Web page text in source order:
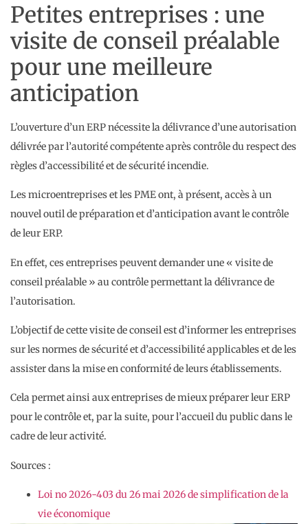
Petites entreprises : une
visite de conseil préalable
pour une meilleure
anticipation
L’ouverture d’un ERP nécessite la délivrance d’une autorisation
délivrée par l’autorité compétente après contrôle du respect des
règles d’accessibilité et de sécurité incendie.
Les microentreprises et les PME ont, à présent, accès à un
nouvel outil de préparation et d’anticipation avant le contrôle
de leur ERP.
En effet, ces entreprises peuvent demander une « visite de
conseil préalable » au contrôle permettant la délivrance de
l’autorisation.
L’objectif de cette visite de conseil est d’informer les entreprises
sur les normes de sécurité et d’accessibilité applicables et de les
assister dans la mise en conformité de leurs établissements.
Cela permet ainsi aux entreprises de mieux préparer leur ERP
pour le contrôle et, par la suite, pour l’accueil du public dans le
cadre de leur activité.
Sources :
Loi no 2026-403 du 26 mai 2026 de simplification de la
vie économique